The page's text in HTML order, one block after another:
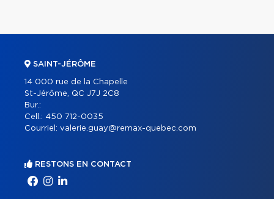
SAINT-JÉRÔME
14 000 rue de la Chapelle
St-Jérôme, QC J7J 2C8
Bur.:
Cell.: 450 712-0035
Courriel: valerie.guay@remax-quebec.com
RESTONS EN CONTACT